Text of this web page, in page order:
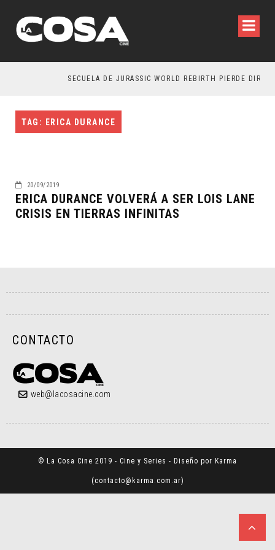
SECUELA DE JURASSIC WORLD REBIRTH PIERDE
TAG: ERICA DURANCE
20/09/2019
ERICA DURANCE VOLVERÁ A SER LOIS LANE
CRISIS EN TIERRAS INFINITAS
CONTACTO
web@lacosacine.com
© La Cosa Cine 2019 - Cine y Series - Diseño por Karma
(contacto@karma.com.ar)